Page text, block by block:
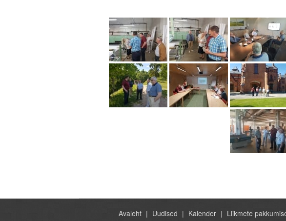
Avaleht Uudised Kalender Liikmete